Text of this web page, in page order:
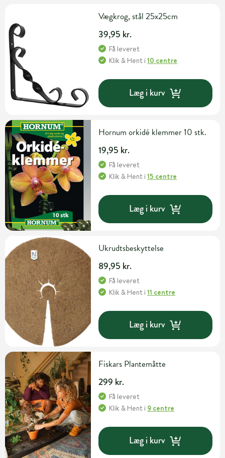
Vægkrog, stål 25x25cm
39,95 kr.
Få leveret
Klik & Hent i10 centre
Læg i kurv
Hornum orkidé klemmer 10 stk.
19,95 kr.
Få leveret
Klik & Hent i15 centre
Læg i kurv
Ukrudtsbeskyttelse
89,95 kr.
Få leveret
Klik & Hent i11 centre
Læg i kurv
Fiskars Plantemåtte
299 kr.
Få leveret
Klik & Hent i 9 centre
Læg i kurv